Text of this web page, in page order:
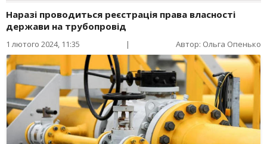
Наразі проводиться реєстрація права власності
держави на трубопровід
1 лютого 2024, 11:35 | Автор: Ольга Опенько